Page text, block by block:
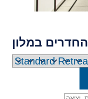
החדרים במלון